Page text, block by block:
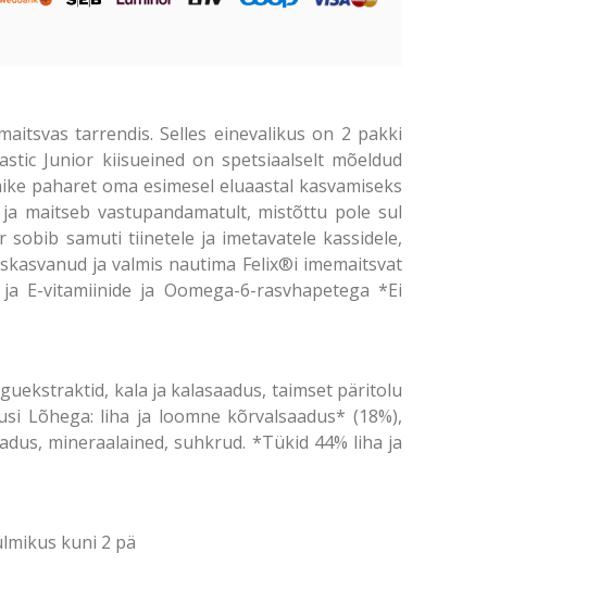
tarrendis. Selles einevalikus on 2 pakki
Junior kiisueined on spetsiaalselt mõeldud
paharet oma esimesel eluaastal kasvamiseks
maitseb vastupandamatult, mistõttu pole sul
samuti tiinetele ja imetavatele kassidele,
ja valmis nautima Felix®i imemaitsvat
E-vitamiinide ja Oomega-6-rasvhapetega *Ei
kala ja kalasaadus, taimset päritolu
Lõhega: liha ja loomne kõrvalsaadus* (18%),
mineraalained, suhkrud. *Tükid 44% liha ja
kuni 2 pä